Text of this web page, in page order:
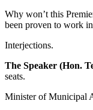
Why won’t this
been proven to work
Interjections.
The Speaker (Hon.
seats.
Minister of Municipal